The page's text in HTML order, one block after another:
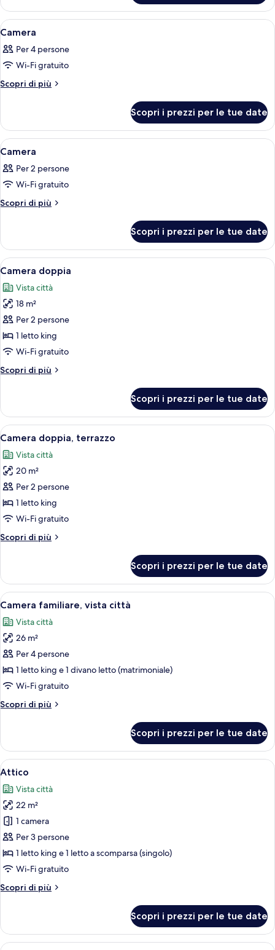
Apri
tutte
le
foto
per
Una camera da letto con un letto,
9
Camera
Per 4 persone
Wi-Fi gratuito
Scopri di più
Altri
Scopri i prezzi per le tue date
Apri
tutte
le
foto
per
Una camera da letto moderna con
7
Camera
Per 2 persone
Wi-Fi gratuito
Scopri di più
Altri
Scopri i prezzi per le tue date
Apri
tutte
le
foto
per
Camera
doppia
Una camera da letto con un letto,
10
Camera doppia
Vista città
18 m²
Per 2 persone
1 letto king
Wi-Fi gratuito
Scopri di più
Altri
doppia
Scopri i prezzi per le tue date
Apri
tutte
le
foto
per
Camera
doppia,
Una camera da letto moderna con
12
Camera doppia, terrazzo
Vista città
20 m²
Per 2 persone
1 letto king
Wi-Fi gratuito
Scopri di più
Altri
doppia,
terrazzo
Scopri i prezzi per le tue date
Apri
tutte
le
foto
per
Camera
familiare,
città
Una camera da letto con un letto,
10
Camera familiare, vista città
Vista città
26 m²
Per 4 persone
1 letto king e 1 divano letto (matrimoniale)
Wi-Fi gratuito
Scopri di più
Altri
familiare,
vista
città
Scopri i prezzi per le tue date
Apri
tutte
le
foto
per
Attico
Una camera da letto moderna con
7
Attico
Vista città
22 m²
1 camera
Per 3 persone
1 letto king e 1 letto a scomparsa (singolo)
Wi-Fi gratuito
Scopri di più
Altri
Scopri i prezzi per le tue date
Una camera da letto moderna con